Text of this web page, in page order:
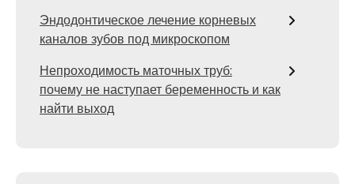
Эндодонтическое лечение корневых
каналов зубов под микроскопом
Непроходимость маточных труб:
почему не наступает беременность и как
найти выход